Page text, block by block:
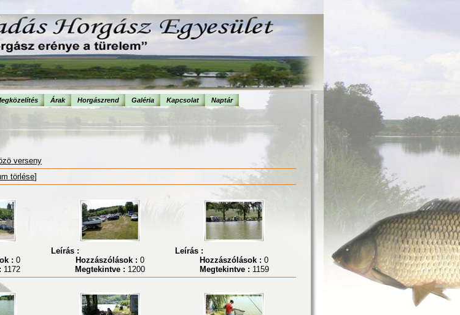
Árak Horgászrend Galéria Kapcsolat Naptár
verseny
törlése]
: 0
1172
Leírás :
Hozzászólások : 0
Megtekintve : 1200
Leírás :
Hozzászólások : 0
Megtekintve : 1159